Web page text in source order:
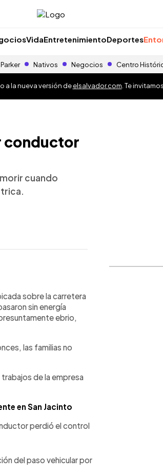
VidaEntretenimientoDeportes
Nativos Negocios Centro
a la nueva versión deelsalvador.com . Te
conductor
cuando
sobre la carretera
sin energía
ebrio,
las familias no
de la empresa
en San Jacinto
perdió el control
del paso vehicular por